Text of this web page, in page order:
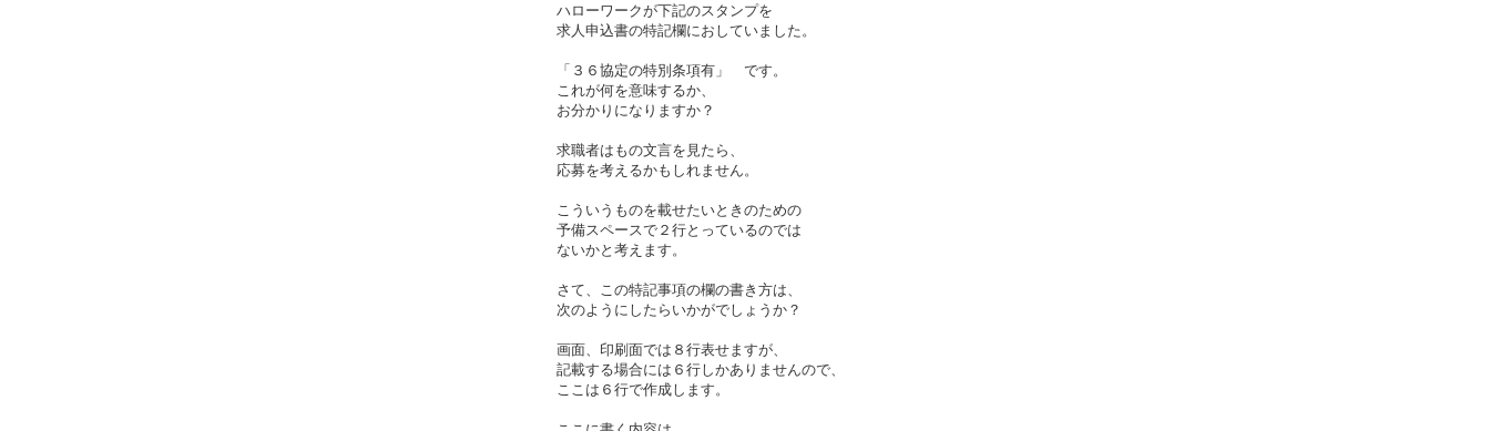
ハローワークが下記のスタンプを
求人申込書の特記欄におしていました。
「３６協定の特別条項有」 です。
これが何を意味するか、
お分かりになりますか？
求職者はもの文言を見たら、
応募を考えるかもしれません。
こういうものを載せたいときのための
予備スペースで２行とっているのでは
ないかと考えます。
さて、この特記事項の欄の書き方は、
次のようにしたらいかがでしょうか？
画面、印刷面では８行表せますが、
記載する場合には６行しかありませんので、
ここは６行で作成します。